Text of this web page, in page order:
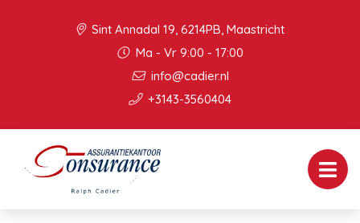
Sint Annadal 19, 6214PB, Maastricht
Ma - Vr 9:00 - 17:00
info@cadier.nl
+3143-3560404